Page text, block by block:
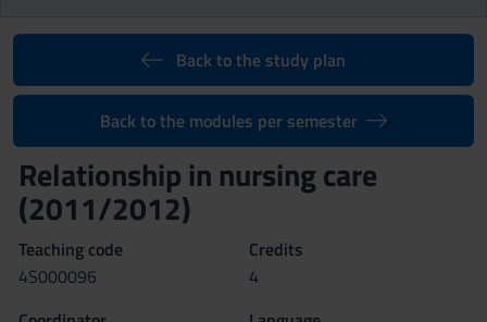
Back to the study plan
Back to the modules per semester
Relationship in nursing care
(2011/2012)
Teaching code
4S000096
Credits
4